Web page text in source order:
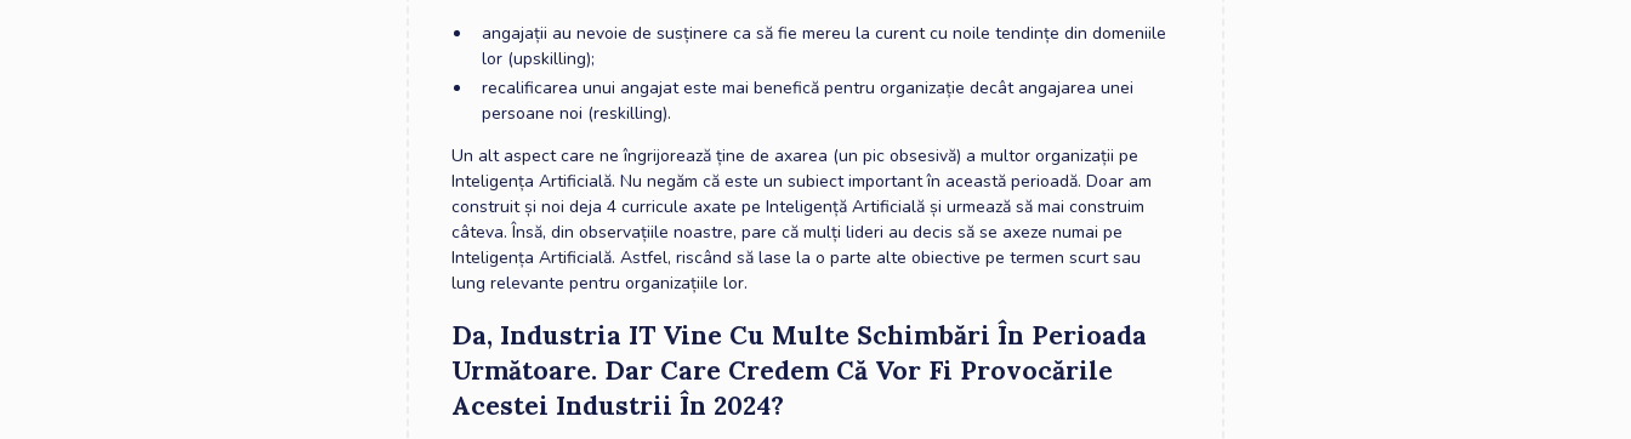
angajații au nevoie de susținere ca să fie mereu la curent cu noile tendințe din domeniile
lor (upskilling);
recalificarea unui angajat este mai benefică pentru organizație decât angajarea unei
persoane noi (reskilling).
Un alt aspect care ne îngrijorează ține de axarea (un pic obsesivă) a multor organizații pe
Inteligența Artificială. Nu negăm că este un subiect important în această perioadă. Doar am
construit și noi deja 4 curricule axate pe Inteligență Artificială și urmează să mai construim
câteva. Însă, din observațiile noastre, pare că mulți lideri au decis să se axeze numai pe
Inteligența Artificială. Astfel, riscând să lase la o parte alte obiective pe termen scurt sau
lung relevante pentru organizațiile lor.
Da, Industria IT Vine Cu Multe Schimbări În Perioada
Următoare. Dar Care Credem Că Vor Fi Provocările
Acestei Industrii În 2024?